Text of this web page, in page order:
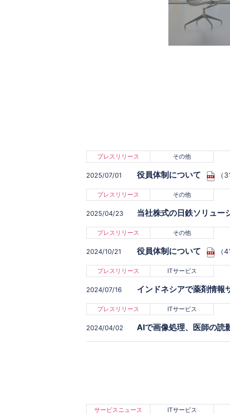
2025/07/01
プレスリリース その他
役員体制について （
2025/04/23
プレスリリース その他
当社株式の日鉄ソリュー
2024/10/21
プレスリリース その他
役員体制について （
2024/07/16
プレスリリース ITサービス
インドネシアで薬剤情報
2024/04/02
プレスリリース ITサービス
AIで画像処理、医師の読
サービスニュース ITサービス